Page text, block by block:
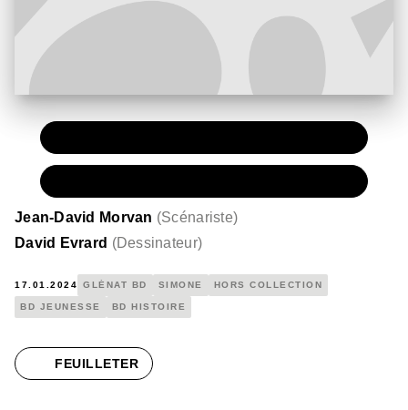
Jean-David Morvan (Scénariste)
David Evrard (Dessinateur)
17.01.2024 GLÉNAT BD SIMONE HORS COLLECTION
BD JEUNESSE BD HISTOIRE
FEUILLETER